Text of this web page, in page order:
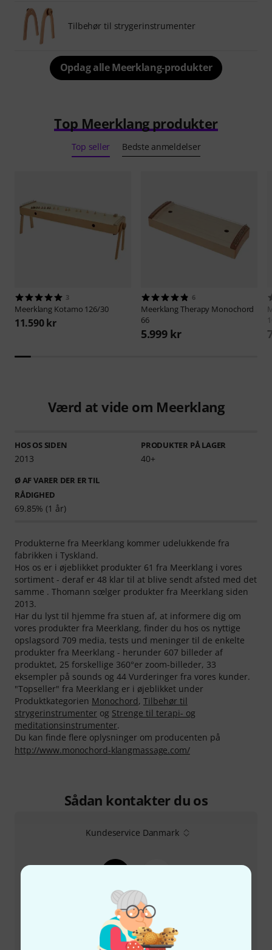
Tilbehør til strygerinstrumenter
Opdag alle Meerklang-produkter
Top Meerklang produkter
Top seller Bedste anmeldelser
3
Meerklang Kotamo 126/30
11.590 kr
6
MeerklangTherapy Monochord
66
5.999 kr
Værd at vide om Meerklang
HOS OS SIDEN
2013
PRODUKTER PÅ LAGER
40+
Ø AF VARER DER ER TIL
RÅDIGHED
69.85% (1 år)
Produkterne fra Meerklang kommer udelukkende fra
fabrikken i Tyskland.
Hos os er i øjeblikket produkter 61 fra Meerklang i vores
sortiment - deraf er 48 klar til at blive sendt afsted med det
samme . Thomann sœlger produkter fra Meerklang siden
2013.
Har du lyst til hjemme fra stuen af, at informere dig om
vores produkter fra Meerklang, finder du hos os nyttige
opslagsord 709 media, tests und meninger til de enkelte
produkter fra Meerklang - herunder 607 billeder af
produktet, 25 forskellige 360°er zoom-billeder, 33
eksempler på sounds og 44 Vurderinger fra vores kunder.
"Topseller" fra Meerklang er i øjeblikket under
Produktkategorien Monochord, Tilbehør til
strygerinstrumenter og Strenge til terapi- og
meditationsinstrumenter.
Du kan finde flere oplysninger om producenten på
http://www.monochord-klangmassage.com/
Sådan kontakter du os
Kundeservice Danmark
+45-78150202
Vores kundeservice står klar til at hjælpe, hvis du har